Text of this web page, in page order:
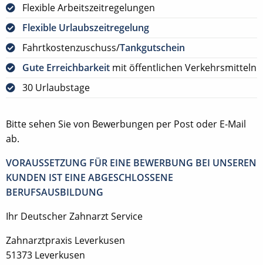
Flexible Arbeitszeitregelungen
Flexible Urlaubszeitregelung
Fahrtkostenzuschuss/Tankgutschein
Gute Erreichbarkeit mit öffentlichen Verkehrsmitteln
30 Urlaubstage
Bitte sehen Sie von Bewerbungen per Post oder E-Mail
ab.
VORAUSSETZUNG FÜR EINE BEWERBUNG BEI UNSEREN
KUNDEN IST EINE ABGESCHLOSSENE
BERUFSAUSBILDUNG
Ihr Deutscher Zahnarzt Service
Zahnarztpraxis Leverkusen
51373 Leverkusen